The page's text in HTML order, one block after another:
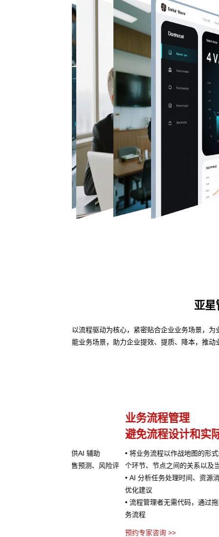
亚
以流程驱动为核心，紧密贴合企业业务场景，
能业务场景，助力企业提效、提质、降本，推动
业务流程管理
避免流程设计和实际执行差异
• 将业务流程以作战地图的形式进行可视化呈现
个环节、节点之间的关系以及当前流程所处阶段
• AI 分析任务处理时间、资源消耗等指标数据，
• 流程管理者无需代码，通过拖拽、参数设置等